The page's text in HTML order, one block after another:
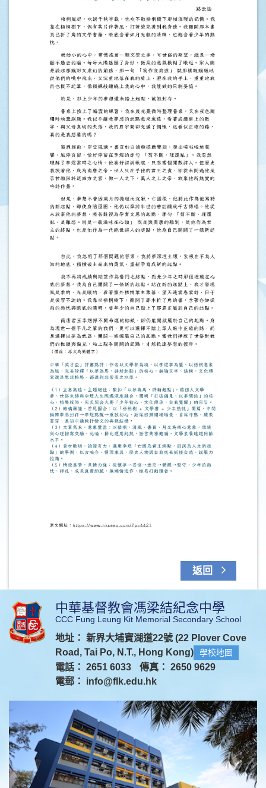
返回
中華基督教會馮梁結紀念中學
CCC Fung Leung Kit Memorial Secondary School
地址： 新界大埔寶湖道22號 (22 Plover Cove
Road, Tai Po, N.T., Hong Kong)
學校地圖
電話： 2651 6033
傳真： 2650 9629
電郵： info@flk.edu.hk